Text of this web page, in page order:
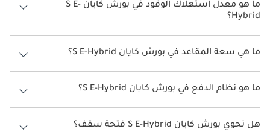
ما هو معدل استهلاك الوقود في بورش كايان S E-
Hybrid؟
يبلغ معدل استهلاك الوقود المقترح من الشركة المصنعة لسيارة بورش
كايان 2026 من 6 كم/ليتر - 14 كم/ليتر.
ما هي سعة المقاعد في بورش كايان S E-Hybrid؟
تتسع بورش كايان S E-Hybrid لأ 5 أشخاص.
ما هو نظام الدفع في بورش كايان S E-Hybrid؟
نظام الدفع في بورش كايان All Wheel Drive S E-Hybrid.
هل تحوي بورش كايان S E-Hybrid فتحة سقف؟